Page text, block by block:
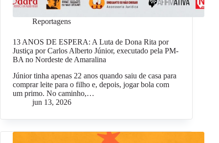
Reportagens
13 ANOS DE ESPERA: A Luta de Dona Rita por
Justiça por Carlos Alberto Júnior, executado pela PM-
BA no Nordeste de Amaralina
Júnior tinha apenas 22 anos quando saiu de casa para
comprar leite para o filho e, depois, jogar bola com
um primo. No caminho,…
jun 13, 2026